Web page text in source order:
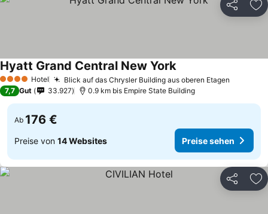
Teilen
4 Sterne Hotel Blick auf das Chrysler Building aus oberen Etagen
Hyatt Grand Central New York
7,7 Gut 33.927 0.9 km bis Empire State Building
Ab 176 €
Preise von 14 Websites Preise sehen
Teilen